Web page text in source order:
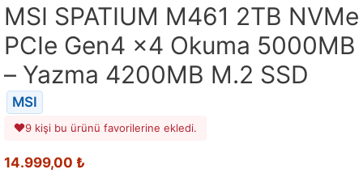
MSI SPATIUM M461 2TB NVMe
PCIe Gen4 x4 Okuma 5000MB
– Yazma 4200MB M.2 SSD
MSI
9 kişi bu ürünü favorilerine ekledi.
14.999,00 ₺